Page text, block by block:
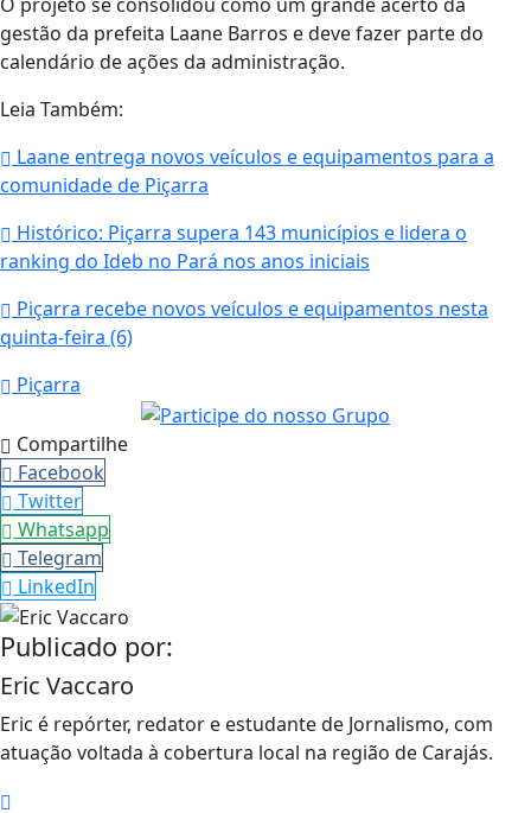
gestão da prefeita Laane Barros e deve fazer parte do
calendário de ações da administração.
Leia Também:
Laane entrega novos veículos e equipamentos para a
comunidade de Piçarra
Histórico: Piçarra supera 143 municípios e lidera o
ranking do Ideb no Pará nos anos iniciais
Piçarra recebe novos veículos e equipamentos nesta
quinta-feira (6)
Piçarra
Compartilhe
Facebook
Twitter
Whatsapp
Telegram
LinkedIn
Publicado por:
Eric Vaccaro
Eric é repórter, redator e estudante de Jornalismo, com
atuação voltada à cobertura local na região de Carajás.